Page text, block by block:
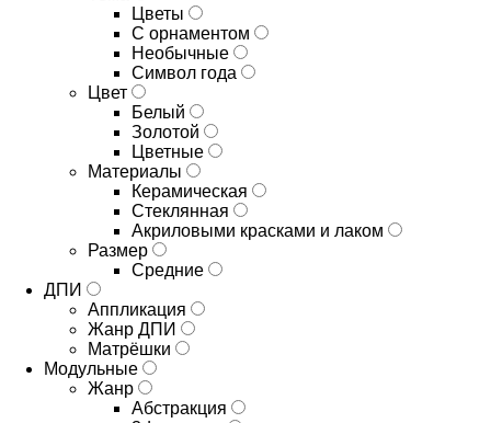
Цветы
С орнаментом
Необычные
Символ года
Цвет
Белый
Золотой
Цветные
Материалы
Керамическая
Стеклянная
Акриловыми красками и лаком
Размер
Средние
ДПИ
Аппликация
Жанр ДПИ
Матрёшки
Модульные
Жанр
Абстракция